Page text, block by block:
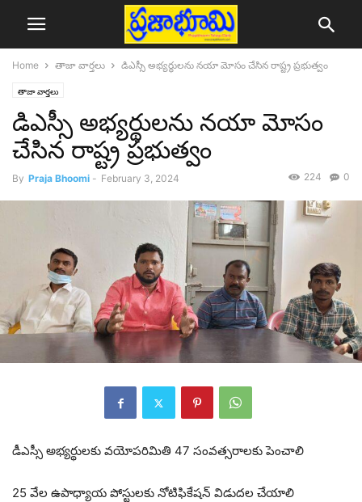
Home తాజా వార్తలు డిఎస్సీ అభ్యర్థులను నయా మోసం చేసిన రాష్ట్ర ప్రభుత్వం
తాజా వార్తలు
డిఎస్సీ అభ్యర్థులను నయా మోసం
చేసిన రాష్ట్ర ప్రభుత్వం
By Praja Bhoomi - February 3, 2024 0
224
డీఎస్సీ అభ్యర్థులకు వయోపరిమితి 47 సంవత్సరాలకు పెంచాలి
25 వేల ఉపాధ్యాయ పోస్టులకు నోటిఫికేషన్ విడుదల చేయాలి